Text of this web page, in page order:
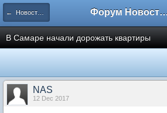
← Новости рынка недвижимости Форум
В Самаре начали дорожать квартиры
NAS
12 Dec 2017